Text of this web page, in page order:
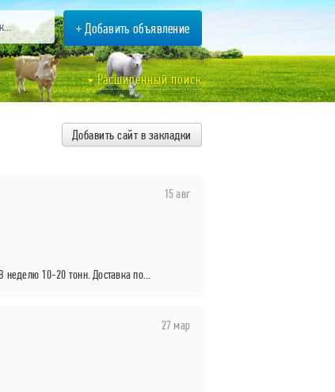
+ Добавить объявление
Расширенный поиск
Добавить сайт в закладки
15 авг
неделю 10-20 тонн. Доставка по...
27 мар